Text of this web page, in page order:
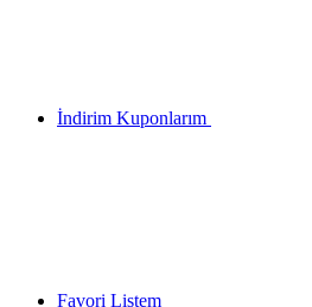
İndirim Kuponlarım
Favori Listem